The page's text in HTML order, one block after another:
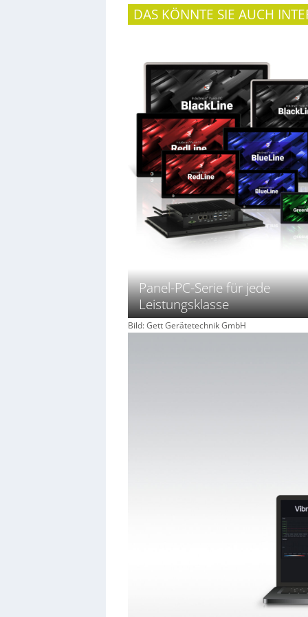
DAS KÖNNTE SIE AUCH
Panel-PC-Serie für jede
Leistungsklasse
Bild: Gett Gerätetechnik GmbH